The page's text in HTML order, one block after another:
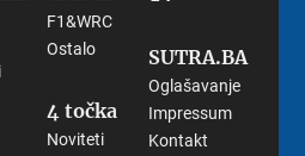
F1&WRC
Ostalo
4 točka
Noviteti
SUTRA.BA
Oglašavanje
Impressum
Kontakt